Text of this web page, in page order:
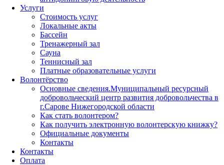
Услуги
Стоимость услуг
Локальные акты
Бассейн
Тренажерный зал
Сауна
Теннисный зал
Платные образовательные услуги
Волонтёрство
Основные сведения.Муниципальный ресурсный
добровольческий центр развития добровольчества в
г.Сарове Нижегородской области
Как стать волонтером?
Как получить электронную волонтерскую книжку?
Официальные документы
Контакты
Контакты
Оплата